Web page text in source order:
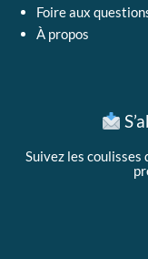
Foire aux
À propos
Suivez les